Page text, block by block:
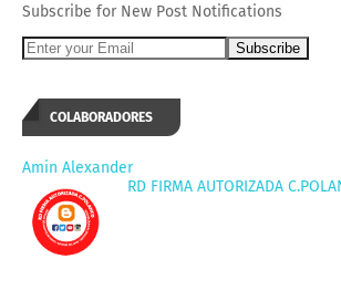
Subscribe for New Post Notifications
COLABORADORES
Amin Alexander
RD FIRMA AUTORIZADA